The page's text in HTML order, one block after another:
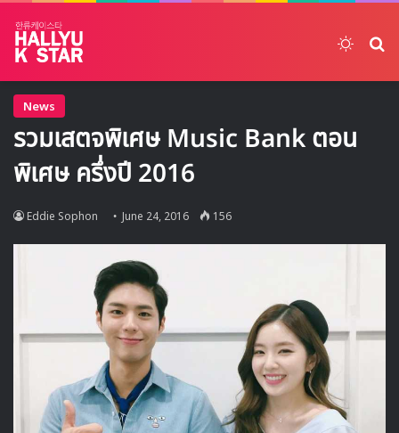
News
รวมเสตจพิเศษ Music Bank ตอน
พิเศษ ครึ่งปี 2016
Eddie Sophon June 24, 2016 156